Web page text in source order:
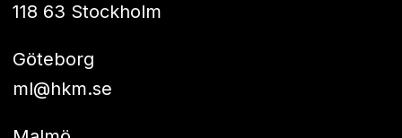
118 63 Stockholm
Göteborg
ml@hkm.se